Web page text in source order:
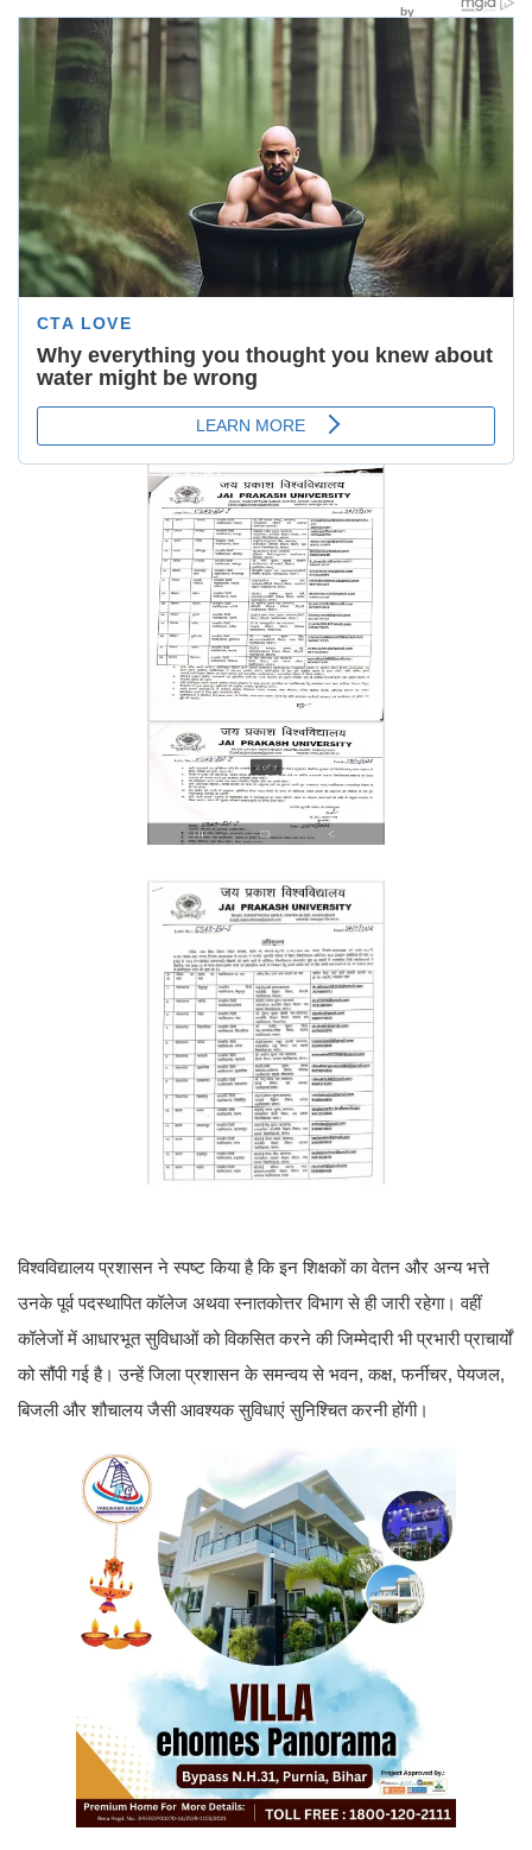
विश्वविद्यालय प्रशासन ने स्पष्ट किया है कि इन शिक्षकों का वेतन और अन्य भत्ते
उनके पूर्व पदस्थापित कॉलेज अथवा स्नातकोत्तर विभाग से ही जारी रहेगा। वहीं
कॉलेजों में आधारभूत सुविधाओं को विकसित करने की जिम्मेदारी भी प्रभारी प्राचार्यों
को सौंपी गई है। उन्हें जिला प्रशासन के समन्वय से भवन, कक्ष, फर्नीचर, पेयजल,
बिजली और शौचालय जैसी आवश्यक सुविधाएं सुनिश्चित करनी होंगी।